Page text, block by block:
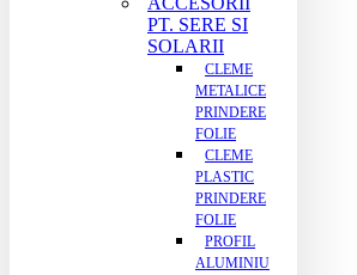
PT. SERE SI
SOLARII
CLEME
METALICE
PRINDERE
FOLIE
CLEME
PLASTIC
PRINDERE
FOLIE
PROFIL
ALUMINIU